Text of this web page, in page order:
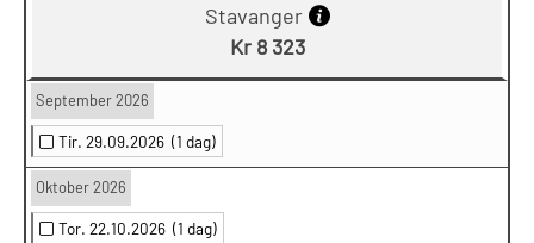
Stavanger
Kr 8 323
September 2026
Tir. 29.09.2026 (1 dag)
Oktober 2026
Tor. 22.10.2026 (1 dag)